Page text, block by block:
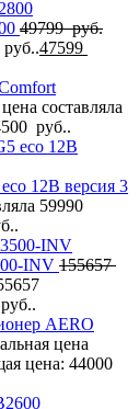
49799руб.
руб..47599
составляла
руб..
12В версия 3
59990
INV 155657
AERO
цена
цена: 44000